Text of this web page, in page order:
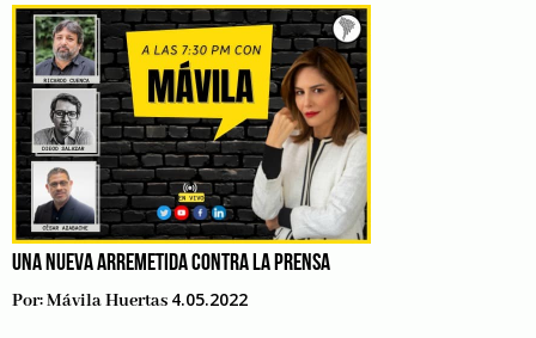
UNA NUEVA ARREMETIDA CONTRA LA PRENSA
Por:Mávila Huertas 4.05.2022